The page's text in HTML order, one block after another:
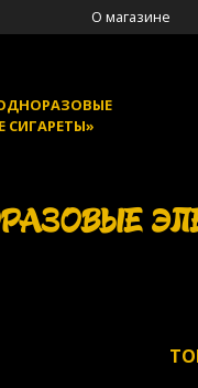
О магазине
СИГАРЕТЫ»